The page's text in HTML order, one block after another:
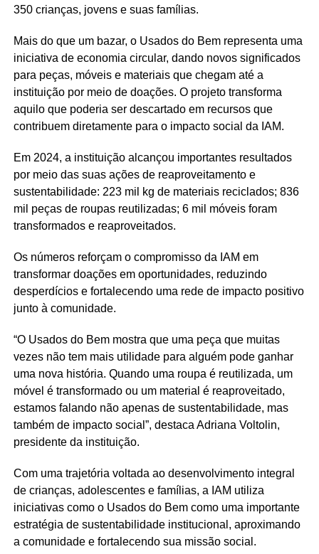
350 crianças, jovens e suas famílias.
Mais do que um bazar, o Usados do Bem representa uma
iniciativa de economia circular, dando novos significados
para peças, móveis e materiais que chegam até a
instituição por meio de doações. O projeto transforma
aquilo que poderia ser descartado em recursos que
contribuem diretamente para o impacto social da IAM.
Em 2024, a instituição alcançou importantes resultados
por meio das suas ações de reaproveitamento e
sustentabilidade: 223 mil kg de materiais reciclados; 836
mil peças de roupas reutilizadas; 6 mil móveis foram
transformados e reaproveitados.
Os números reforçam o compromisso da IAM em
transformar doações em oportunidades, reduzindo
desperdícios e fortalecendo uma rede de impacto positivo
junto à comunidade.
“O Usados do Bem mostra que uma peça que muitas
vezes não tem mais utilidade para alguém pode ganhar
uma nova história. Quando uma roupa é reutilizada, um
móvel é transformado ou um material é reaproveitado,
estamos falando não apenas de sustentabilidade, mas
também de impacto social”, destaca Adriana Voltolin,
presidente da instituição.
Com uma trajetória voltada ao desenvolvimento integral
de crianças, adolescentes e famílias, a IAM utiliza
iniciativas como o Usados do Bem como uma importante
estratégia de sustentabilidade institucional, aproximando
a comunidade e fortalecendo sua missão social.